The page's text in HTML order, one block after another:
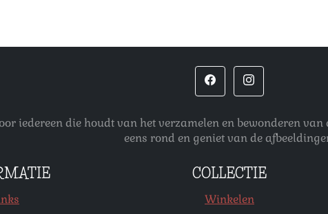
iedereen die houdt van het verzamelen en bewonderen
eens rond en geniet van de
COLLECTIE
Winkelen